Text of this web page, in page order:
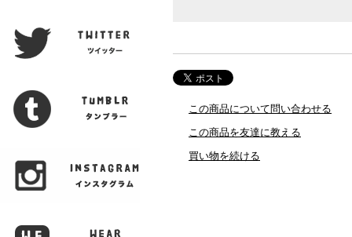
この商品について問い合わせる
この商品を友達に教える
買い物を続ける